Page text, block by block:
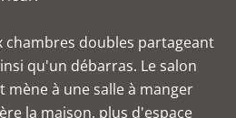
chambres doubles partageant
qu'un débarras. Le salon
mène à une salle à manger
la maison, plus d'espace